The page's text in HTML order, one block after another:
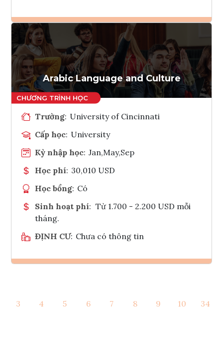
Ghi danh
Tham vấn Interlink
Arabic Language and Culture
Trường: University of Cincinnati
Cấp học: University
Kỳ nhập học: Jan,May,Sep
Học phí: 30,010 USD
Học bổng: Có
Sinh hoạt phí: Từ 1.700 - 2.200 USD mỗi
tháng.
ĐỊNH CƯ: Chưa có thông tin
Tham vấn Interlink
3 4 5 6 7 8 9 10 34